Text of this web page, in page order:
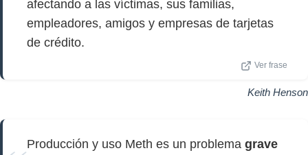
afectando a las víctimas, sus familias,
empleadores, amigos y empresas de tarjetas
de crédito.
Ver frase
Keith Henson
Producción y uso Meth es un problema grave